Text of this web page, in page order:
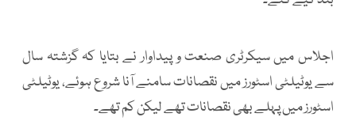
اجلاس میں سیکرٹری صنعت و پیداوار نے بتایا کہ گزشتہ سال
سے یوٹیلٹی اسٹورز میں نقصانات سامنے آنا شروع ہوئے، یوٹیلٹی
اسٹورز میں پہلے بھی نقصانات تھے لیکن کم تھے۔